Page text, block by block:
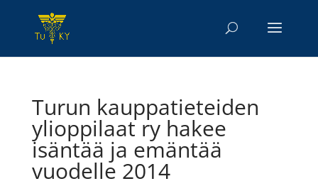
Turun kauppatieteiden
ylioppilaat ry hakee
isäntää ja emäntää
vuodelle 2014